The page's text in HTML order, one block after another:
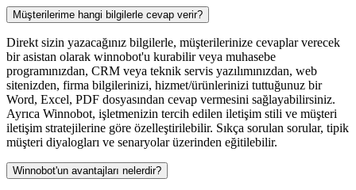
Müşterilerime hangi bilgilerle cevap verir?
Direkt sizin yazacağınız bilgilerle, müşterilerinize cevaplar verecek
bir asistan olarak winnobot'u kurabilir veya muhasebe
programınızdan, CRM veya teknik servis yazılımınızdan, web
sitenizden, firma bilgilerinizi, hizmet/ürünlerinizi tuttuğunuz bir
Word, Excel, PDF dosyasından cevap vermesini sağlayabilirsiniz.
Ayrıca Winnobot, işletmenizin tercih edilen iletişim stili ve müşteri
iletişim stratejilerine göre özelleştirilebilir. Sıkça sorulan sorular, tipik
müşteri diyalogları ve senaryolar üzerinden eğitilebilir.
Winnobot'un avantajları nelerdir?